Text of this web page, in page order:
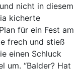
nicht in diesem
kicherte
für ein Fest am
frech und stieß
einen Schluck
um. “Balder? Hat